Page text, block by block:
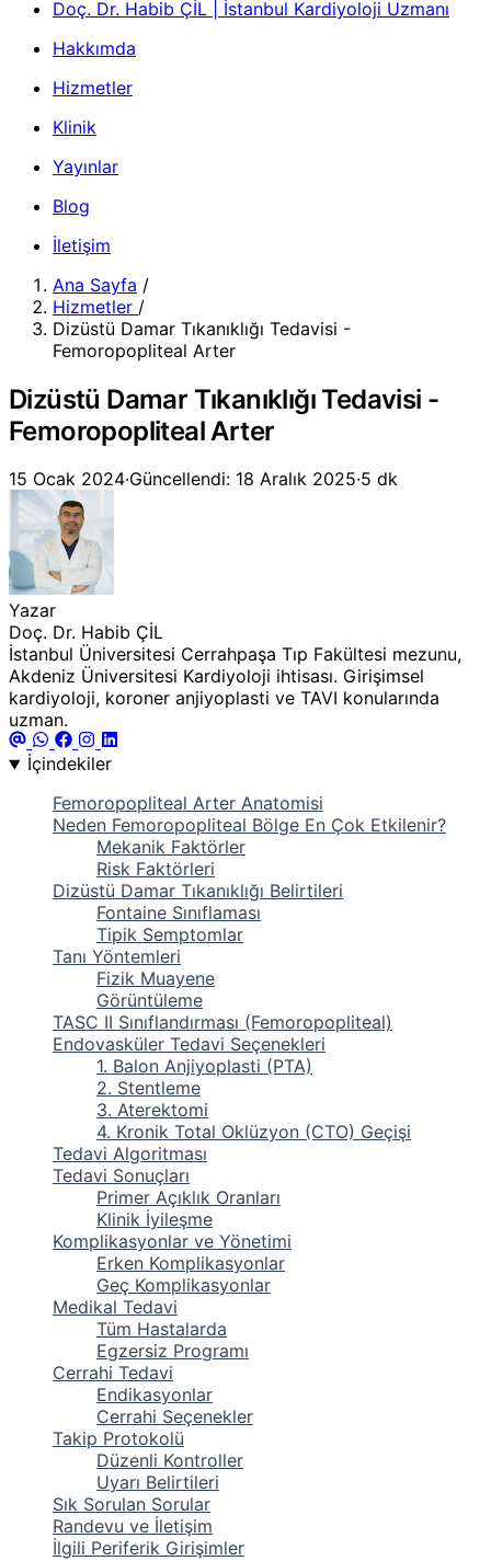
Doç. Dr. Habib ÇİL | İstanbul Kardiyoloji Uzmanı
Hakkımda
Hizmetler
Klinik
Yayınlar
Blog
İletişim
Ana Sayfa /
Hizmetler /
Dizüstü Damar Tıkanıklığı Tedavisi -
Femoropopliteal Arter
Dizüstü Damar Tıkanıklığı Tedavisi -
Femoropopliteal Arter
15 Ocak 2024·Güncellendi: 18 Aralık 2025·5 dk
Yazar
Doç. Dr. Habib ÇİL
İstanbul Üniversitesi Cerrahpaşa Tıp Fakültesi mezunu,
Akdeniz Üniversitesi Kardiyoloji ihtisası. Girişimsel
kardiyoloji, koroner anjiyoplasti ve TAVI konularında
uzman.
İçindekiler
Femoropopliteal Arter Anatomisi
Neden Femoropopliteal Bölge En Çok Etkilenir?
Mekanik Faktörler
Risk Faktörleri
Dizüstü Damar Tıkanıklığı Belirtileri
Fontaine Sınıflaması
Tipik Semptomlar
Tanı Yöntemleri
Fizik Muayene
Görüntüleme
TASC II Sınıflandırması (Femoropopliteal)
Endovasküler Tedavi Seçenekleri
1. Balon Anjiyoplasti (PTA)
2. Stentleme
3. Aterektomi
4. Kronik Total Oklüzyon (CTO) Geçişi
Tedavi Algoritması
Tedavi Sonuçları
Primer Açıklık Oranları
Klinik İyileşme
Komplikasyonlar ve Yönetimi
Erken Komplikasyonlar
Geç Komplikasyonlar
Medikal Tedavi
Tüm Hastalarda
Egzersiz Programı
Cerrahi Tedavi
Endikasyonlar
Cerrahi Seçenekler
Takip Protokolü
Düzenli Kontroller
Uyarı Belirtileri
Sık Sorulan Sorular
Randevu ve İletişim
İlgili Periferik Girişimler